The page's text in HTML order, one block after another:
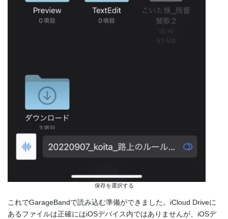
保存を選択する
これでGarageBandで読み込む準備ができました。iCloud Driveに
あるファイルは正確にはiOSデバイス内ではありませんが、iOSデ